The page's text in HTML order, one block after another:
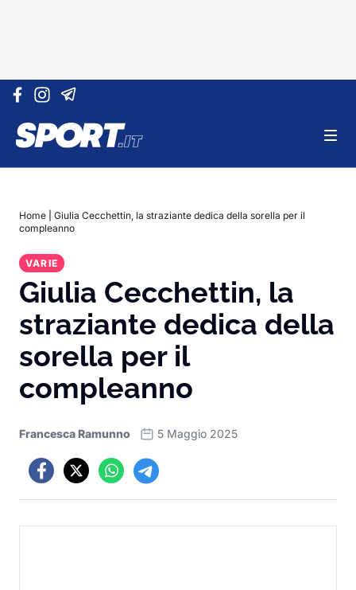
Vai al contenuto
Home
Giulia Cecchettin, la straziante dedica della sorella per il
compleanno
VARIE
Giulia Cecchettin, la
straziante dedica della
sorella per il
compleanno
Francesca Ramunno 5 Maggio 2025